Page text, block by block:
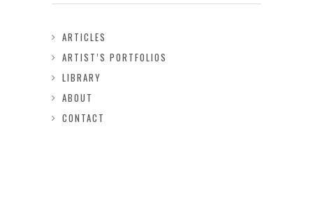
ARTICLES
ARTIST’S PORTFOLIOS
LIBRARY
ABOUT
CONTACT